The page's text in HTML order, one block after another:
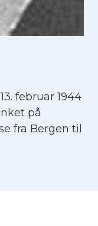
februar 1944
på
fra Bergen til